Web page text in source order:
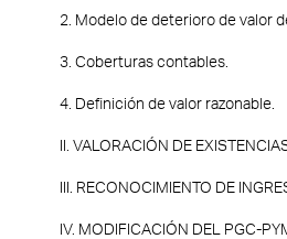
2. Modelo de deterioro de valor
3. Coberturas contables.
4. Definición de valor razonable.
II. VALORACIÓN DE
III. RECONOCIMIENTO DE
IV. MODIFICACIÓN DEL PGC-